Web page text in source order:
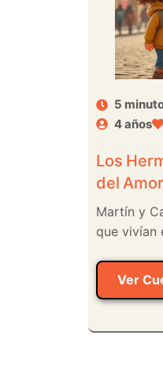
5
4 años
Los
del Amor
Martín y
que vivían
Ver